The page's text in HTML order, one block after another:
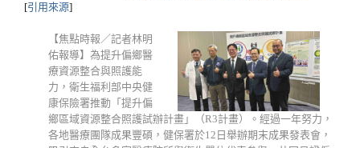
[引用來源]
【焦點時報／記者林明
佑報導】為提升偏鄉醫
療資源整合與照護能
力，衛生福利部中央健
康保險署推動「提升偏
鄉區域資源整合照護試辦計畫」（R3計畫）。經過一年努力，
各地醫療團隊成果豐碩，健保署於12日舉辦期末成果發表會，